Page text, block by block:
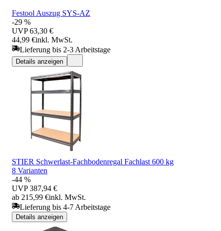
Festool Auszug SYS-AZ
-29 %
UVP 63,30 €
44,99 €inkl. MwSt.
Lieferung bis 2-3 Arbeitstage
Details anzeigen
STIER Schwerlast-Fachbodenregal Fachlast 600 kg
8 Varianten
-44 %
UVP 387,94 €
ab 215,99 €inkl. MwSt.
Lieferung bis 4-7 Arbeitstage
Details anzeigen